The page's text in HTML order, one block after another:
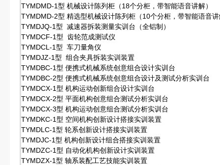
TYMDMD-1型 机械设计陈列柜（18个分柜，带智能语音讲解）
TYMDMD-2型 精选型机械设计陈列柜（10个分柜，带智能语音
TYMDJQ-1型 减速器拆装测量实训台（全铝制）
TYMDCF-1型 齿轮范成测试仪
TYMDCL-1型 车刀量角仪
TYMDJZ-1型 组合夹具拆装实训装置
TYMDBC-1型 便携式机械系统创意组合设计实训台
TYMDBC-2型 便携式机械系统创意组合设计及测试分析实训台
TYMDCX-1型 机构运动创新组合设计实训台
TYMDCX-2型 平面机构创意组合测试分析实训台
TYMDCX-3型 机构运动创意组合测试分析实训台
TYMDKC-1型 空间机构创新设计搭接实训装置
TYMDLC-1型 轮系创新设计搭接实训装置
TYMDJC-1型 机构创新设计组合搭接实训装置
TYMDZC-1型 自动化机构创新设计实训装置
TYMDZX-1型 轴系装配工艺技能实训装置